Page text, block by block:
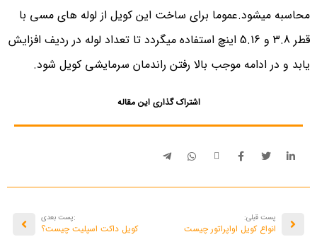
محاسبه میشود.عموما برای ساخت این کویل از لوله های مسی با
قطر 3.8 و 5.16 اینچ استفاده میگردد تا تعداد لوله در ردیف افزایش
یابد و در ادامه موجب بالا رفتن راندمان سرمایشی کویل شود.
اشتراک گذاری این مقاله
پست قبلی:
انواع کویل اواپراتور چیست
:پست بعدی
کویل داکت اسپلیت چیست؟